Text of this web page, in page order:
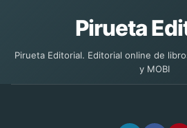
Pirueta
Pirueta Editorial. Editorial online de
y MOBI